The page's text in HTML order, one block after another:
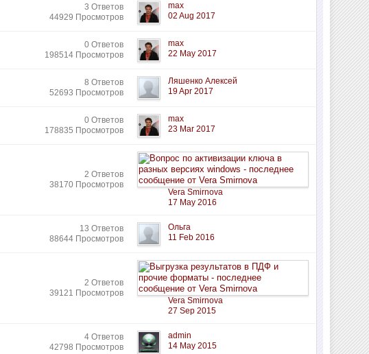
3 Ответов
44929 Просмотров
max
02 Aug 2017
0 Ответов
198514 Просмотров
max
22 May 2017
8 Ответов
52693 Просмотров
Ляшенко Алексей
19 Apr 2017
0 Ответов
178835 Просмотров
max
23 Mar 2017
2 Ответов
38170 Просмотров
Vera Smirnova
17 May 2016
13 Ответов
88644 Просмотров
Ольга
11 Feb 2016
2 Ответов
39121 Просмотров
Vera Smirnova
27 Sep 2015
4 Ответов
42798 Просмотров
admin
14 May 2015